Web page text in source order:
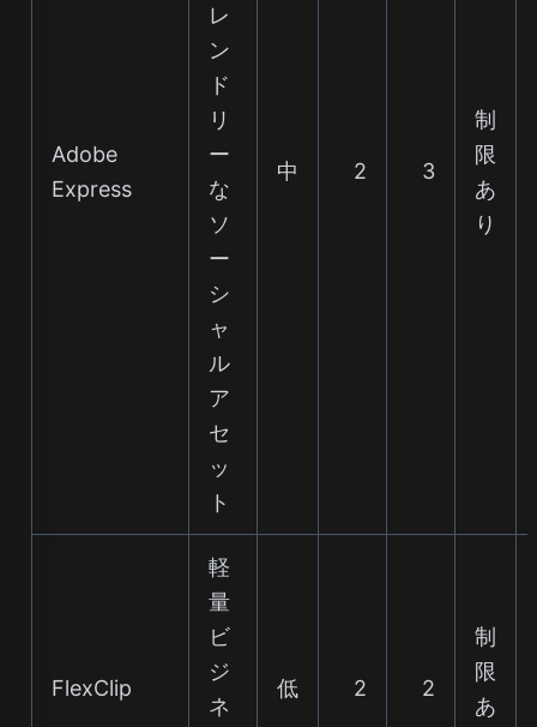
Adobe
Express
レ
ン
ド
リ
ー
な
ソ
ー
シ
ャ
ル
ア
セ
ッ
ト
中 2 3
制
限
あ
り
FlexClip
軽
量
ビ
ジ
ネ
低 2 2
制
限
あ